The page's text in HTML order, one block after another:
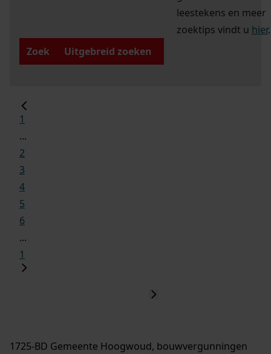
leestekens en meer
zoektips vindt u hier.
Zoek
Uitgebreid zoeken
1
...
2
3
4
5
6
...
1
1725-BD Gemeente Hoogwoud, bouwvergunningen